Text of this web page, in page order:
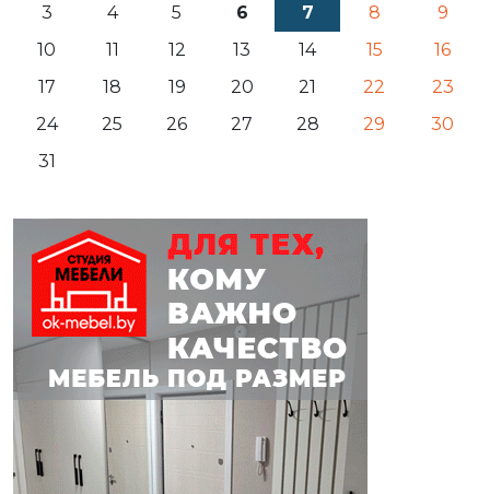
3
4 5 6 7 8
9
10
11 12 13 14 15
16
17
18 19 20 21 22
23
24
25 26 27 28 29
30
31